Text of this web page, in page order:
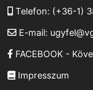
Telefon: (+36-1)
E-mail:
FACEBOOK -
Impresszum